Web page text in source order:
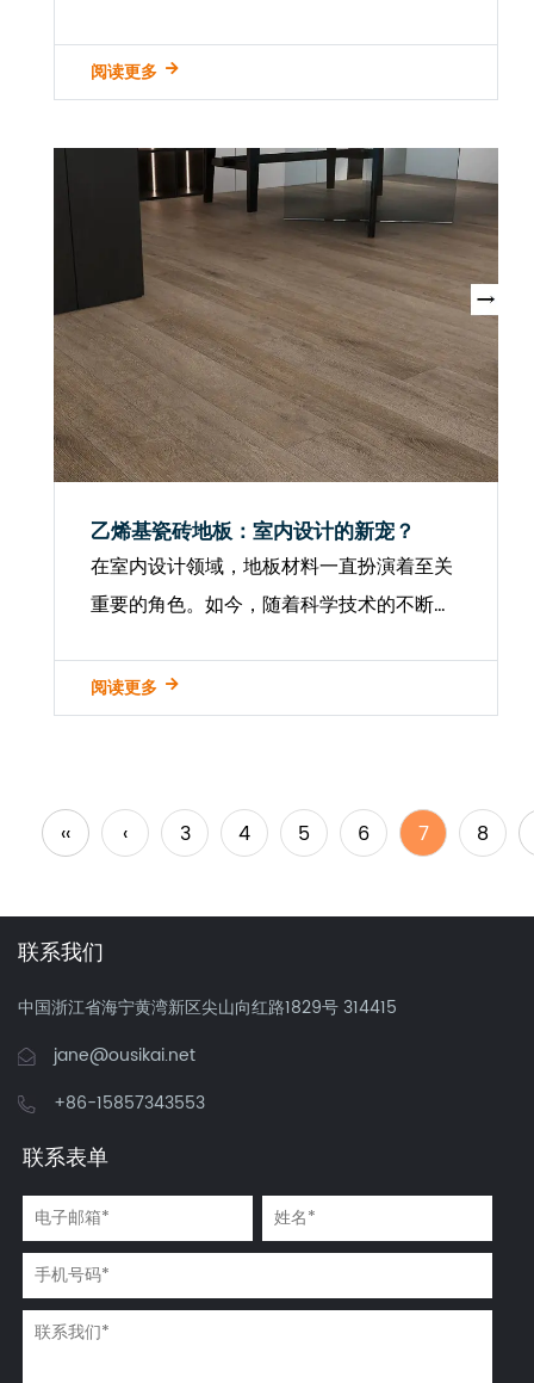
选择。它不仅模仿传统瓷砖的外观，而且质
地更柔软，更容易安装。这种新型地板材料
不仅满足了人们对美观、实用的需求，而且
阅读更多
乙烯基瓷砖地板：室内设计的新宠？
在室内设计领域，地板材料一直扮演着至关
重要的角色。如今，随着科学技术的不断发
作为一种新材料，它以其独特的优势和创新
的应用方式正在引领室内设计的新潮流。让
阅读更多
‹‹ ‹ 3 4 5 6 7 8
联系我们
中国浙江省海宁黄湾新区尖山向红路1829号 314415
jane@ousikai.net
+86-15857343553
联系表单